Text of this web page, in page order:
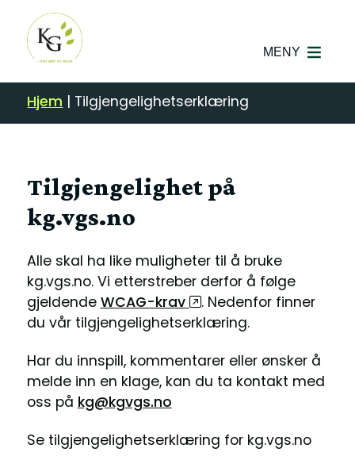
MENY
Hjem | Tilgjengelighetserklæring
Tilgjengelighet på
kg.vgs.no
Alle skal ha like muligheter til å bruke
kg.vgs.no. Vi etterstreber derfor å følge
gjeldende WCAG-krav
. Nedenfor finner
du vår tilgjengelighetserklæring.
Har du innspill, kommentarer eller ønsker å
melde inn en klage, kan du ta kontakt med
oss på kg@kgvgs.no
Se tilgjengelighetserklæring for kg.vgs.no